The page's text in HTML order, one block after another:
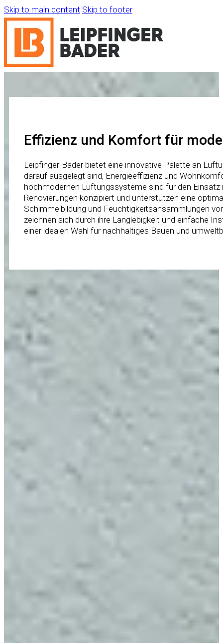
Skip to main content Skip to footer
Effizienz und Komfort für
Leipfinger-Bader bietet eine innovative Palette an
darauf ausgelegt sind, Energieeffizienz und
hochmodernen Lüftungssysteme sind für den Einsatz
Renovierungen konzipiert und unterstützen eine
Schimmelbildung und Feuchtigkeitsansammlungen
zeichnen sich durch ihre Langlebigkeit und einfache
einer idealen Wahl für nachhaltiges Bauen und